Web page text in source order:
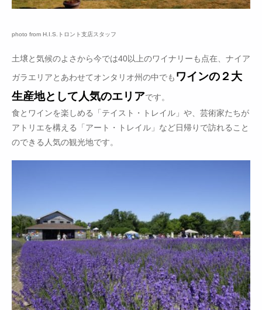
photo from H.I.S.トロント支店スタッフ
土壌と気候のよさから今では40以上のワイナリーも点在、ナイア
ガラエリアとあわせてオンタリオ州の中でも ワインの２大
生産地として人気のエリアです。
食とワインを楽しめる「テイスト・トレイル」や、芸術家たちが
アトリエを構える「アート・トレイル」など日帰りで訪れること
のできる人気の観光地です。